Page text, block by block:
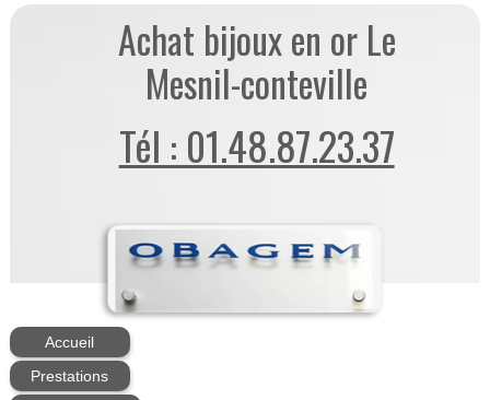
Achat bijoux en or Le
Mesnil-conteville
Tél : 01.48.87.23.37
Accueil
Prestations